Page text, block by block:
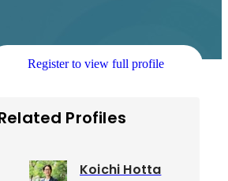
Register to view full profile
Profiles
Koichi Hotta